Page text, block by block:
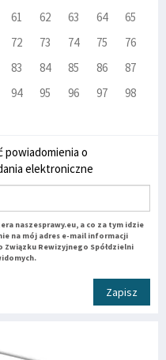
61 62 63 64
65
72 73 74 75
76
83 84 85 86
87
94 95 96 97
98
powiadomienia o
elektroniczne
naszesprawy.eu, a co za tym idzie
na mój adres e-mail informacji
Związku Rewizyjnego Spółdzielni
Zapisz